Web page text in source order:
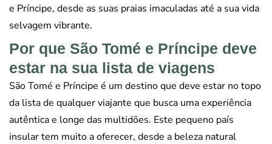
e Príncipe, desde as suas praias imaculadas até a sua vida
selvagem vibrante.
Por que São Tomé e Príncipe deve
estar na sua lista de viagens
São Tomé e Príncipe é um destino que deve estar no topo
da lista de qualquer viajante que busca uma experiência
autêntica e longe das multidões. Este pequeno país
insular tem muito a oferecer, desde a beleza natural